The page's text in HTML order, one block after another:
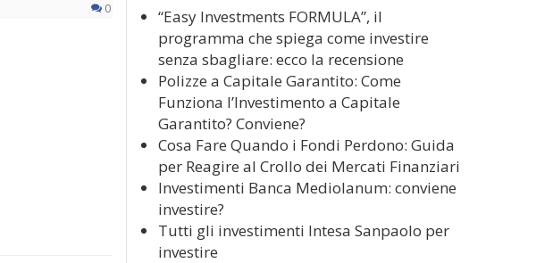
0
“Easy Investments FORMULA”, il
programma che spiega come investire
senza sbagliare: ecco la recensione
Polizze a Capitale Garantito: Come
Funziona l’Investimento a Capitale
Garantito? Conviene?
Cosa Fare Quando i Fondi Perdono: Guida
per Reagire al Crollo dei Mercati Finanziari
Investimenti Banca Mediolanum: conviene
investire?
Tutti gli investimenti Intesa Sanpaolo per
investire